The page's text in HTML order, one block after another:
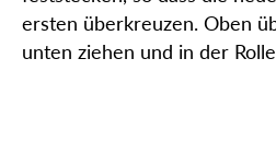
ersten überkreuzen. Oben
unten ziehen und in der